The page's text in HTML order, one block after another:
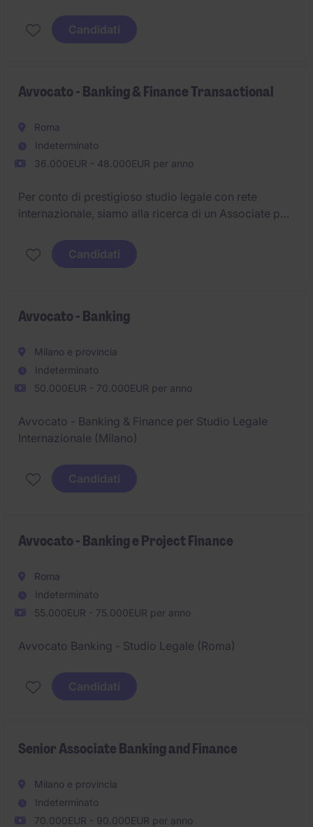
Candidati
Avvocato - Banking & Finance Transactional
Roma
Indeterminato
36.000EUR - 48.000EUR per anno
Per conto di prestigioso studio legale con rete
internazionale, siamo alla ricerca di un Associate per
Candidati
Avvocato - Banking
Milano e provincia
Indeterminato
50.000EUR - 70.000EUR per anno
Avvocato - Banking & Finance per Studio Legale
Internazionale (Milano)
Candidati
Avvocato - Banking e Project Finance
Roma
Indeterminato
55.000EUR - 75.000EUR per anno
Avvocato Banking - Studio Legale (Roma)
Candidati
Senior Associate Banking and Finance
Milano e provincia
Indeterminato
70.000EUR - 90.000EUR per anno